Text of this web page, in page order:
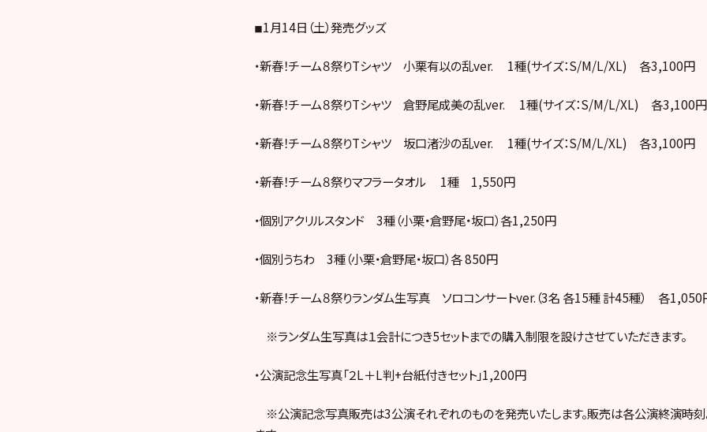
◾︎1月14日（土）発売グッズ
・新春！チーム８祭りTシャツ 小栗有以の乱ver. 1種(サイズ：S/M/L/XL) 各3,100円
・新春！チーム８祭りTシャツ 倉野尾成美の乱ver. 1種(サイズ：S/M/L/XL) 各3,100円
・新春！チーム８祭りTシャツ 坂口渚沙の乱ver. 1種(サイズ：S/M/L/XL) 各3,100円
・新春！チーム８祭りマフラータオル 1種 1,550円
・個別アクリルスタンド 3種（小栗・倉野尾・坂口）各1,250円
・個別うちわ 3種（小栗・倉野尾・坂口）各 850円
・新春！チーム８祭りランダム生写真 ソロコンサートver.（3名 各15種 計45種） 各1,050
※ランダム生写真は１会計につき5セットまでの購入制限を設けさせていただきます。
・公演記念生写真「２L＋L判+台紙付きセット」1,200円
※公演記念写真販売は3公演それぞれのものを発売いたします。販売は各公演終演時刻